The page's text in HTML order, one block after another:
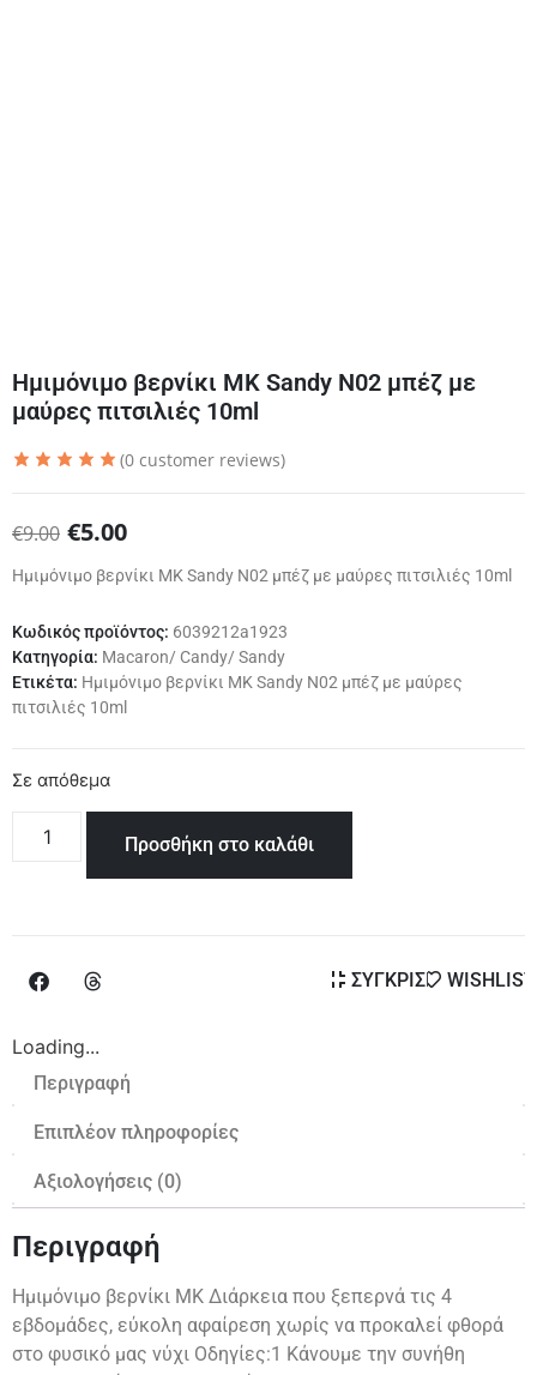
Ημιμόνιμο βερνίκι ΜΚ Sandy N02 μπέζ με
μαύρες πιτσιλιές 10ml
(0 customer reviews)
€9.00 €5.00
Ημιμόνιμο βερνίκι ΜΚ Sandy N02 μπέζ με μαύρες πιτσιλιές 10ml
Κωδικός προϊόντος: 6039212a1923
Κατηγορία: Macaron/ Candy/ Sandy
Ετικέτα: Ημιμόνιμο βερνίκι ΜΚ Sandy N02 μπέζ με μαύρες
πιτσιλιές 10ml
Σε απόθεμα
Προσθήκη στο καλάθι
ΣΥΓΚΡΙΣΗ WISHLIST
Loading...
Περιγραφή
Επιπλέον πληροφορίες
Αξιολογήσεις (0)
Περιγραφή
Ημιμόνιμο βερνίκι ΜΚ Διάρκεια που ξεπερνά τις 4
εβδομάδες, εύκολη αφαίρεση χωρίς να προκαλεί φθορά
στο φυσικό μας νύχι Οδηγίες:1 Κάνουμε την συνήθη